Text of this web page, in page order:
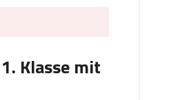
Klasse mit